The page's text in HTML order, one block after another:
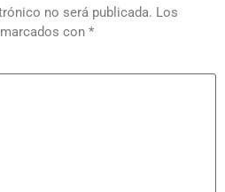
no será publicada. Los
con *